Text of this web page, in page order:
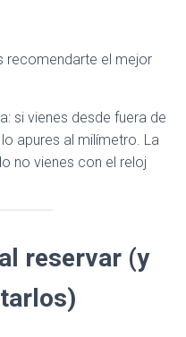
recomendarte el mejor
si vienes desde fuera de
apures al milímetro. La
no vienes con el reloj
reservar (y